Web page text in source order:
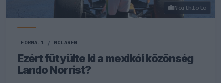
Northfoto
FORMA-1 / MCLAREN
Ezért fütyülte ki a mexikói közönség
Lando Norrist?